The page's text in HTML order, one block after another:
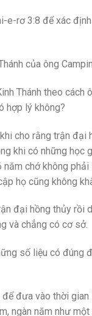
e-rơ 3:8 để xác
của ông
Thánh theo
hợp lý không?
cho rằng trận
khi có những
chớ không
họ cũng không
đại hồng thủy rồi
và chẳng có cơ sở.
số liệu có đúng
để đưa vào thời
ngàn năm như